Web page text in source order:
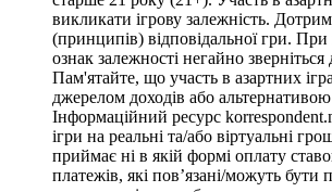
викликати ігрову залежність.
(принципів) відповідальної гри.
ознак залежності негайно зверніться
Пам'ятайте, що участь в азартних
джерелом доходів або альтернативою
Інформаційний ресурс
ігри на реальні та/або віртуальні
приймає ні в якій формі оплату
платежів, які пов’язані/можуть бути